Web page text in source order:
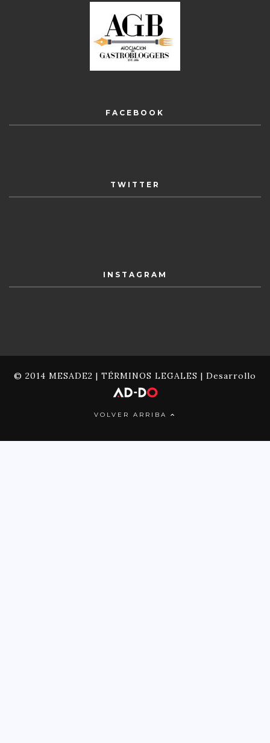
FACEBOOK
TWITTER
INSTAGRAM
© 2014 MESADE2 | TÉRMINOS LEGALES | Desarrollo
VOLVER ARRIBA